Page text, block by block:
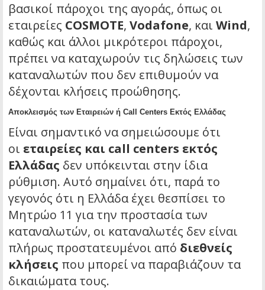
βασικοί πάροχοι της αγοράς, όπως οι
εταιρείες COSMOTE, Vodafone, και Wind,
καθώς και άλλοι μικρότεροι πάροχοι,
πρέπει να καταχωρούν τις δηλώσεις των
καταναλωτών που δεν επιθυμούν να
δέχονται κλήσεις προώθησης.
Αποκλεισμός των Εταιρειών ή Call Centers Εκτός Ελλάδας
Είναι σημαντικό να σημειώσουμε ότι
οι εταιρείες και call centers εκτός
Ελλάδας δεν υπόκεινται στην ίδια
ρύθμιση. Αυτό σημαίνει ότι, παρά το
γεγονός ότι η Ελλάδα έχει θεσπίσει το
Μητρώο 11 για την προστασία των
καταναλωτών, οι καταναλωτές δεν είναι
πλήρως προστατευμένοι από διεθνείς
κλήσεις που μπορεί να παραβιάζουν τα
δικαιώματα τους.